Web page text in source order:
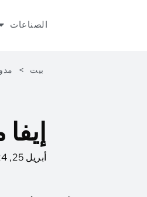
الصناعات
بيت >
أبريل 25, 2024